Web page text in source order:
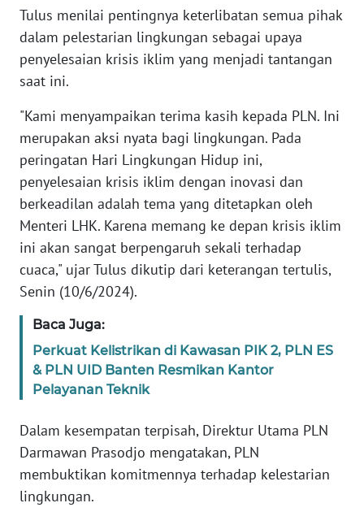
Tulus menilai pentingnya keterlibatan semua pihak
dalam pelestarian lingkungan sebagai upaya
penyelesaian krisis iklim yang menjadi tantangan
saat ini.
"Kami menyampaikan terima kasih kepada PLN. Ini
merupakan aksi nyata bagi lingkungan. Pada
peringatan Hari Lingkungan Hidup ini,
penyelesaian krisis iklim dengan inovasi dan
berkeadilan adalah tema yang ditetapkan oleh
Menteri LHK. Karena memang ke depan krisis iklim
ini akan sangat berpengaruh sekali terhadap
cuaca," ujar Tulus dikutip dari keterangan tertulis,
Senin (10/6/2024).
Baca Juga:
Perkuat Kelistrikan di Kawasan PIK 2, PLN ES
& PLN UID Banten Resmikan Kantor
Pelayanan Teknik
Dalam kesempatan terpisah, Direktur Utama PLN
Darmawan Prasodjo mengatakan, PLN
membuktikan komitmennya terhadap kelestarian
lingkungan.
JAKARTA
JABAR
WN
NTT
WN
KEPRI
WN
WN
PAPUA
BARAT
WN
WN
SERAMBI